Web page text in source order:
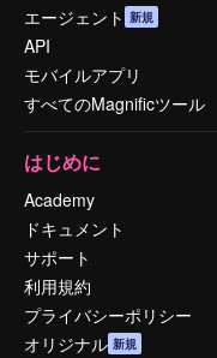
エージェント 新規
API
モバイルアプリ
すべてのMagnificツール
はじめに
Academy
ドキュメント
サポート
利用規約
プライバシーポリシー
オリジナル 新規